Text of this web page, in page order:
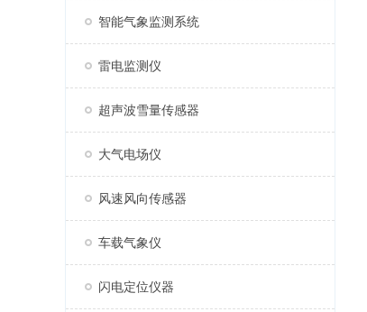
智能气象监测系统
雷电监测仪
超声波雪量传感器
大气电场仪
风速风向传感器
车载气象仪
闪电定位仪器